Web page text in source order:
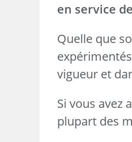
en service
Quelle que
vigueur et
Si vous avez
plupart des